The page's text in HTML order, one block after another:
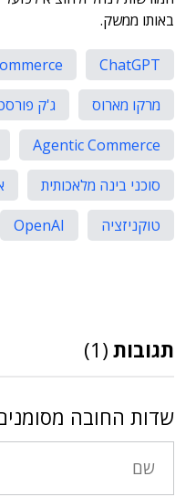
באותו ממשק.
ChatGPT
מרקו מארוס
ג'ק
Agentic Commerce
סוכני בינה מלאכותית
טוקניזציה
OpenAI
תגובות (1)
שדות החובה